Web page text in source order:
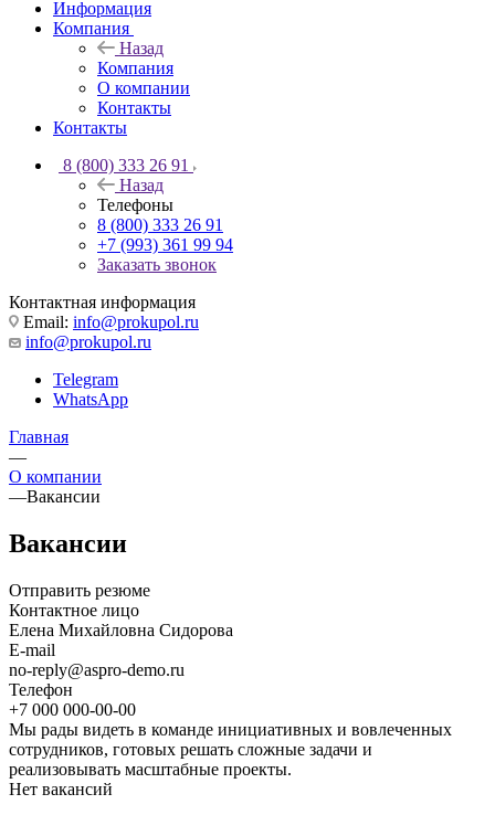
Информация
Компания
Назад
Компания
О компании
Контакты
Контакты
8 (800) 333 26 91
Назад
Телефоны
8 (800) 333 26 91
+7 (993) 361 99 94
Заказать звонок
Контактная информация
Email: info@prokupol.ru
info@prokupol.ru
Telegram
WhatsApp
Главная
—
О компании
—Вакансии
Вакансии
Отправить резюме
Контактное лицо
Елена Михайловна Сидорова
E-mail
no-reply@aspro-demo.ru
Телефон
+7 000 000-00-00
Мы рады видеть в команде инициативных и вовлеченных
сотрудников, готовых решать сложные задачи и
реализовывать масштабные проекты.
Нет вакансий